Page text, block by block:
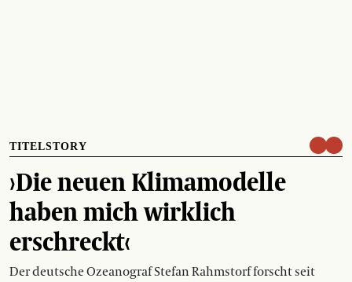
TITELSTORY
›Die neuen Klimamodelle
haben mich wirklich
erschreckt‹
Der deutsche Ozeanograf Stefan Rahmstorf forscht seit